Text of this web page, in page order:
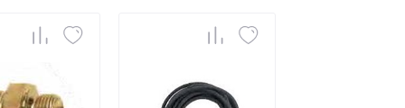
Пользовательского соглашения,